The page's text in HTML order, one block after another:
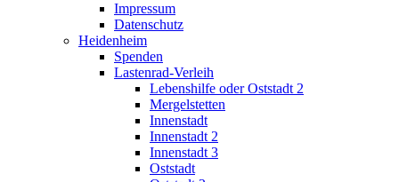
Impressum
Datenschutz
Heidenheim
Spenden
Lastenrad-Verleih
Lebenshilfe oder Oststadt 2
Mergelstetten
Innenstadt
Innenstadt 2
Innenstadt 3
Oststadt